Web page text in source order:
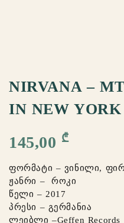
NIRVANA –
IN NEW YORK
145,00 ₾
ფორმატი – ვინილი,
ჟანრი – როკი
წელი – 2017
პრესი – გერმანია
ლეიბლი –Geffen Records